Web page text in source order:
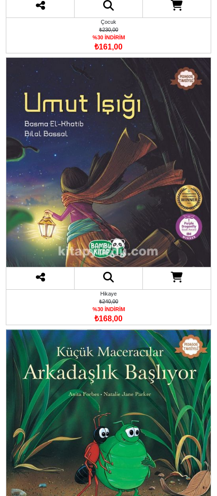
Çocuk
₺230,00
%30 İNDİRİM
₺161,00
Hikaye
₺240,00
%30 İNDİRİM
₺168,00